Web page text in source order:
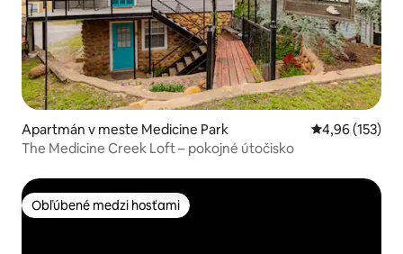
Apartmán v meste Medicine Park Priemerné
4,96 (153)
The Medicine Creek Loft – pokojné útočisko
Obľúbené medzi hosťami
Obľúbené medzi hosťami